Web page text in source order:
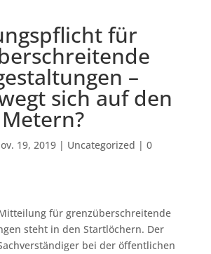
für
–
sich auf den
19, 2019| Uncategorized | 0
für grenzüberschreitende
steht in den Startlöchern. Der
bei der öffentlichen